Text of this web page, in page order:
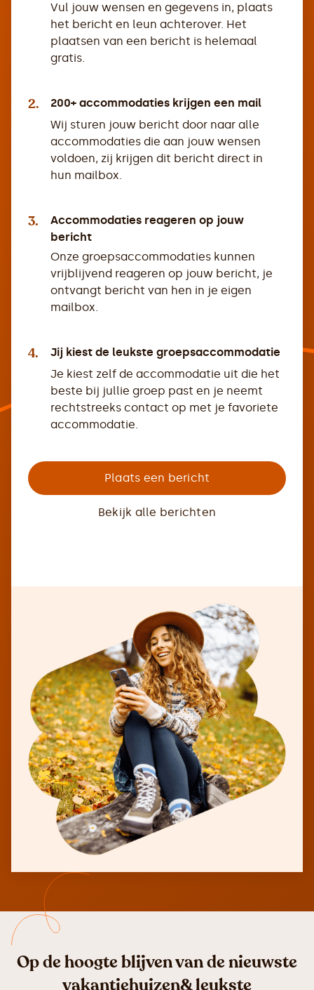
Vul jouw wensen en gegevens in, plaats
het bericht en leun achterover. Het
plaatsen van een bericht is helemaal
gratis.
2.
200+ accommodaties krijgen een mail
Wij sturen jouw bericht door naar alle
accommodaties die aan jouw wensen
voldoen, zij krijgen dit bericht direct in
hun mailbox.
3.
Accommodaties reageren op jouw
bericht
Onze groepsaccommodaties kunnen
vrijblijvend reageren op jouw bericht, je
ontvangt bericht van hen in je eigen
mailbox.
4.
Jij kiest de leukste groepsaccommodatie
Je kiest zelf de accommodatie uit die het
beste bij jullie groep past en je neemt
rechtstreeks contact op met je favoriete
accommodatie.
Plaats een bericht
Bekijk alle berichten
Op de hoogte blijven van de nieuwste
vakantiehuizen& leukste